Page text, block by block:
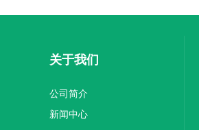
关于我们
公司简介
新闻中心